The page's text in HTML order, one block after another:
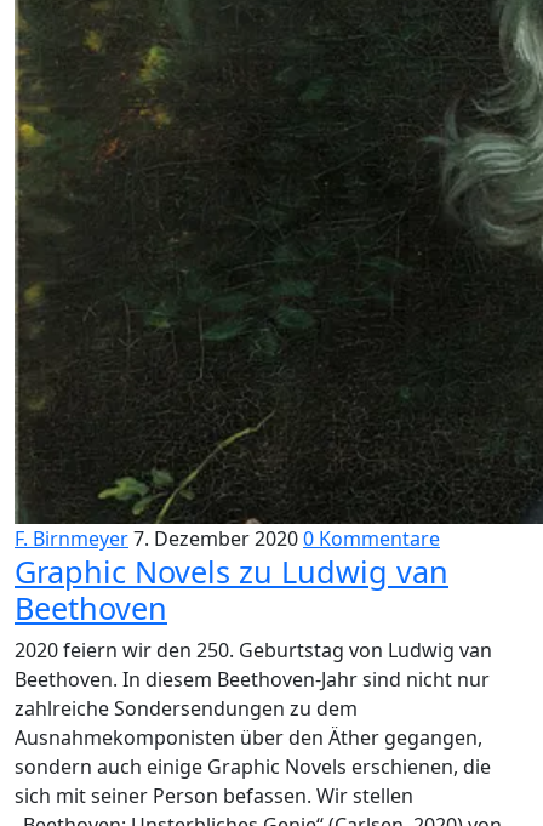
F. Birnmeyer7. Dezember 20200 Kommentare
Graphic Novels zu Ludwig van
Beethoven
2020 feiern wir den 250. Geburtstag von Ludwig van
Beethoven. In diesem Beethoven-Jahr sind nicht nur
zahlreiche Sondersendungen zu dem
Ausnahmekomponisten über den Äther gegangen,
sondern auch einige Graphic Novels erschienen, die
sich mit seiner Person befassen. Wir stellen